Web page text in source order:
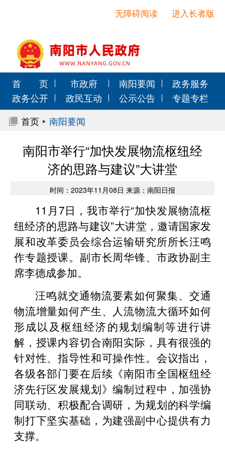
进入长者版
无障碍阅读
首 页 市政府 南阳要闻
政务服务
政务公开
政民互动 公示公告
专题专栏
首页
南阳要闻
南阳市举行“加快发展物流枢纽经
济的思路与建议”大讲堂
时间：2023年11月08日 来源：南阳日报
11月7日，我市举行“加快发展物流枢
纽经济的思路与建议”大讲堂，邀请国家发
展和改革委员会综合运输研究所所长汪鸣
作专题授课。副市长周华锋、市政协副主
席李德成参加。
汪鸣就交通物流要素如何聚集、交通
物流增量如何产生、人流物流大循环如何
形成以及枢纽经济的规划编制等进行讲
解，授课内容切合南阳实际，具有很强的
针对性、指导性和可操作性。会议指出，
各级各部门要在后续《南阳市全国枢纽经
济先行区发展规划》编制过程中，加强协
同联动、积极配合调研，为规划的科学编
制打下坚实基础，为建强副中心提供有力
支撑。